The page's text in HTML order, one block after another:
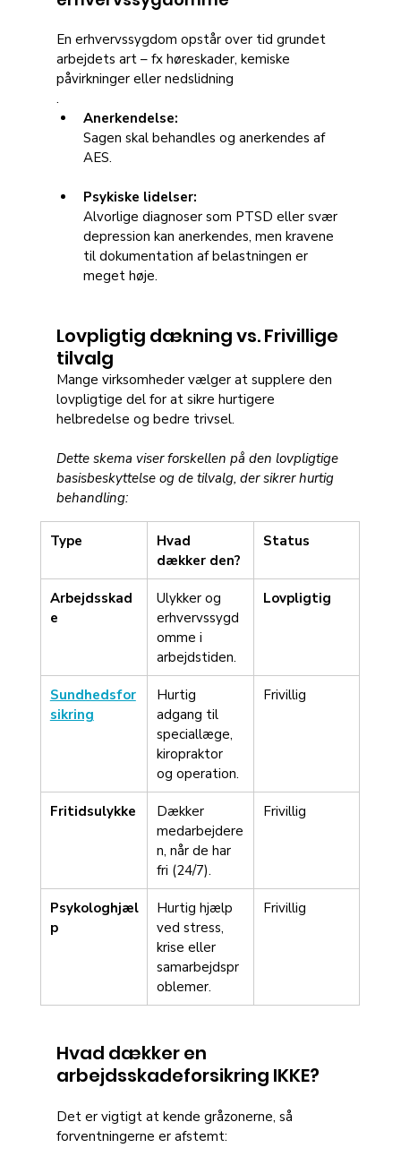
En erhvervssygdom opstår over tid grundet
arbejdets art – fx høreskader, kemiske
påvirkninger eller nedslidning
.
Anerkendelse:
Sagen skal behandles og anerkendes af
AES.
Psykiske lidelser:
Alvorlige diagnoser som PTSD eller svær
depression kan anerkendes, men kravene
til dokumentation af belastningen er
meget høje.
Lovpligtig dækning vs. Frivillige
tilvalg
Mange virksomheder vælger at supplere den
lovpligtige del for at sikre hurtigere
helbredelse og bedre trivsel.
Dette skema viser forskellen på den lovpligtige
basisbeskyttelse og de tilvalg, der sikrer hurtig
behandling:
Type
Hvad
dækker den?
Status
Arbejdsskad
e
Ulykker og
erhvervssygd
omme i
arbejdstiden.
Lovpligtig
Sundhedsfor
sikring
Hurtig
adgang til
speciallæge,
kiropraktor
og operation.
Frivillig
Fritidsulykke
Dækker
medarbejdere
n, når de har
fri (24/7).
Frivillig
Psykologhjæl
p
Hurtig hjælp
ved stress,
krise eller
samarbejdspr
oblemer.
Frivillig
Hvad dækker en
arbejdsskadeforsikring IKKE?
Det er vigtigt at kende gråzonerne, så
forventningerne er afstemt: